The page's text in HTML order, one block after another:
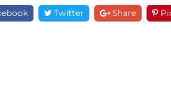
Twitter Share